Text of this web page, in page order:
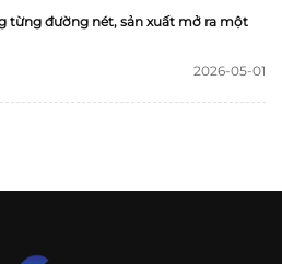
từng đường nét, sản xuất mở ra một
2026-05-01